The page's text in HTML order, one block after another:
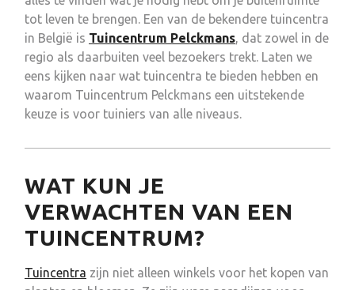
tot leven te brengen. Een van de bekendere tuincentra
in België is Tuincentrum Pelckmans, dat zowel in de
regio als daarbuiten veel bezoekers trekt. Laten we
eens kijken naar wat tuincentra te bieden hebben en
waarom Tuincentrum Pelckmans een uitstekende
keuze is voor tuiniers van alle niveaus.
WAT KUN JE
VERWACHTEN VAN EEN
TUINCENTRUM?
Tuincentra zijn niet alleen winkels voor het kopen van